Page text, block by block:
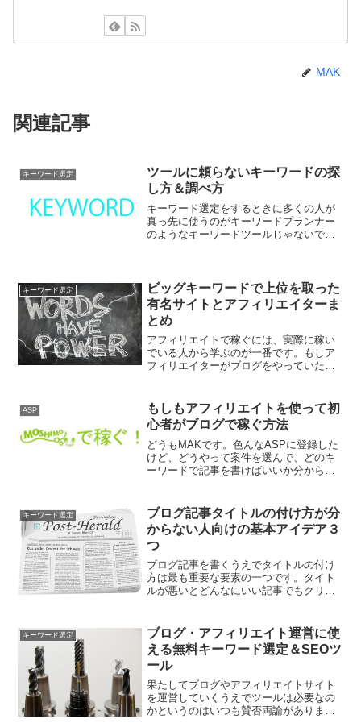
MAK
関連記事
キーワード選定
ツールに頼らないキーワードの探
し方＆調べ方
キーワード選定をするときに多くの人が
真っ先に使うのがキーワードプランナー
のようなキーワードツールじゃないでし
そこでツールに頼らないキ...
キーワード選定
ビッグキーワードで上位を取った
有名サイトとアフィリエイターま
とめ
アフィリエイトで稼ぐには、実際に稼い
でいる人から学ぶのが一番です。もしア
フィリエイターがブログをやっていたら
らのサイトを検証してみましょう。そこ
にはきっと答えがあるはず...
ASP
もしもアフィリエイトを使って初
心者がブログで稼ぐ方法
どうもMAKです。色んなASPに登録した
けど、どうやって案件を選んで、どのキ
ーワードで記事を書けばいいか分からな
順を紹介します。
キーワード選定
ブログ記事タイトルの付け方が分
からない人向けの基本アイデア３
つ
ブログ記事を書くうえでタイトルの付け
方は最も重要な要素の一つです。タイト
ルが悪いとどんなにいい記事でもクリッ
似できるテンプレートを紹介します。
キーワード選定
ブログ・アフィリエイト運営に使
える無料キーワード選定＆SEOツ
ール
果たしてブログやアフィリエイトサイト
を運営していくうえでツールは必要なの
かというのはいつも賛否両論がありま